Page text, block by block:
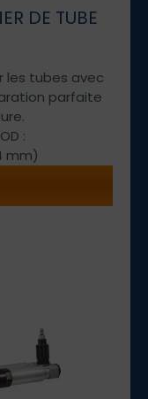
DE TUBE
les tubes avec
parfaite
:
mm)